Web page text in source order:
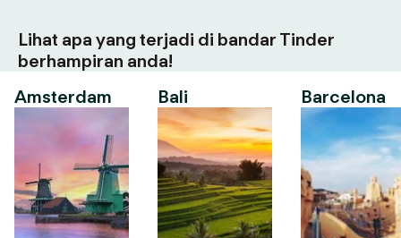
Lihat apa yang terjadi di bandar Tinder
berhampiran anda!
Amsterdam
Bali Barcelona